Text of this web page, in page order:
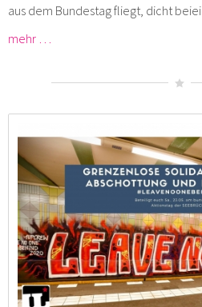
aus dem Bundestag fliegt, dicht
mehr …